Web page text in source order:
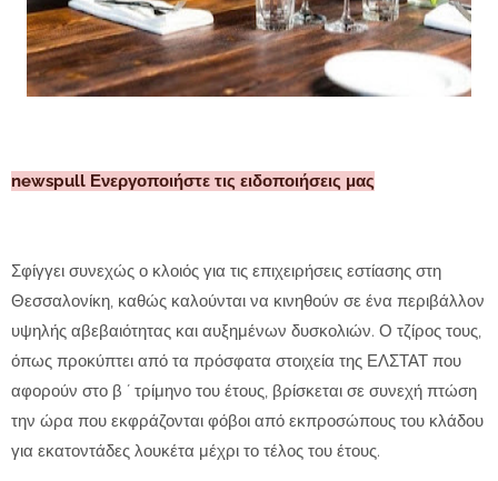
newspull Ενεργοποιήστε τις ειδοποιήσεις μας
Σφίγγει συνεχώς ο κλοιός για τις επιχειρήσεις εστίασης στη
Θεσσαλονίκη, καθώς καλούνται να κινηθούν σε ένα περιβάλλον
υψηλής αβεβαιότητας και αυξημένων δυσκολιών. Ο τζίρος τους,
όπως προκύπτει από τα πρόσφατα στοιχεία της ΕΛΣΤΑΤ που
αφορούν στο β ´ τρίμηνο του έτους, βρίσκεται σε συνεχή πτώση
την ώρα που εκφράζονται φόβοι από εκπροσώπους του κλάδου
για εκατοντάδες λουκέτα μέχρι το τέλος του έτους.